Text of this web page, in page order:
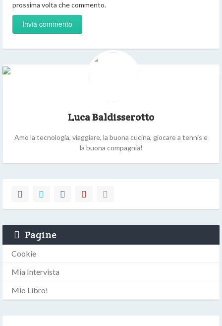
prossima volta che commento.
Luca Baldisserotto
Amo la tecnologia, viaggiare, la buona cucina, giocare a tennis e
la buona compagnia!
Pagine
Cookie
Mia Intervista
Mio Libro!